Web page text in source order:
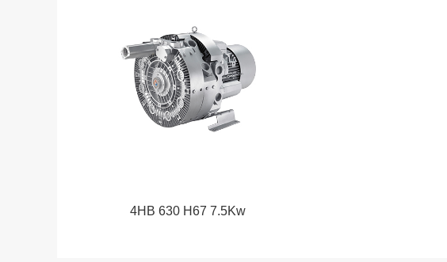
4HB 630 H67 7.5Kw